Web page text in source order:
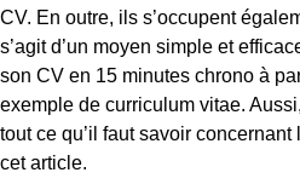
CV. En outre, ils s’occupent
s’agit d’un moyen simple et
son CV en 15 minutes chrono à
exemple de curriculum vitae.
tout ce qu’il faut savoir
cet article.